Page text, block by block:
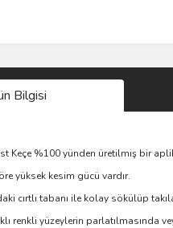
Bilgisi
Keçe %100 yünden üretilmiş bir
yüksek kesim gücü vardır.
cırtlı tabanı ile kolay sökülüp
renkli yüzeylerin parlatılmasında